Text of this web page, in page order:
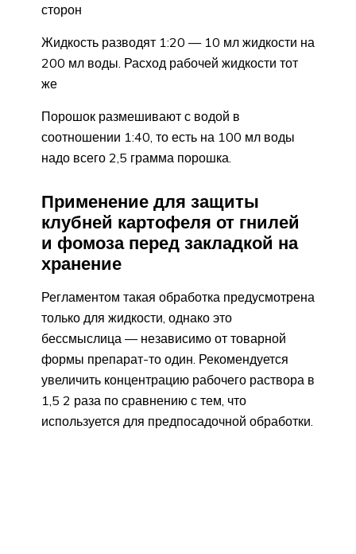
сторон
Жидкость разводят 1:20 — 10 мл жидкости на
200 мл воды. Расход рабочей жидкости тот
же
Порошок размешивают с водой в
соотношении 1:40, то есть на 100 мл воды
надо всего 2,5 грамма порошка.
Применение для защиты
клубней картофеля от гнилей
и фомоза перед закладкой на
хранение
Регламентом такая обработка предусмотрена
только для жидкости, однако это
бессмыслица — независимо от товарной
формы препарат-то один. Рекомендуется
увеличить концентрацию рабочего раствора в
1,5 2 раза по сравнению с тем, что
используется для предпосадочной обработки.